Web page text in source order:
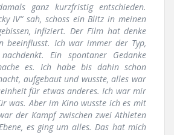
ganz kurzfristig entschieden.
IV“ sah, schoss ein Blitz in meinen
infiziert. Der Film hat denke
beeinflusst. Ich war immer der Typ,
Ein spontaner Gedanke
es. Ich habe bis dahin schon
aufgebaut und wusste, alles war
für etwas anderes. Ich war mir
was. Aber im Kino wusste ich es mit
der Kampf zwischen zwei Athleten
es ging um alles. Das hat mich